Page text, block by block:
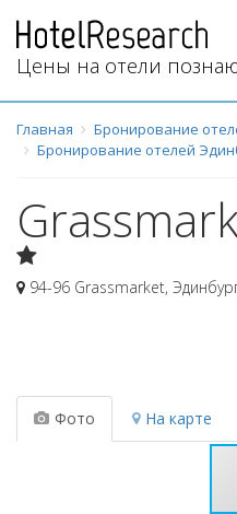
Цены на отели
Главная
Бронирование
Бронирование отелей
94-96 Grassmarket,
Фото На карте